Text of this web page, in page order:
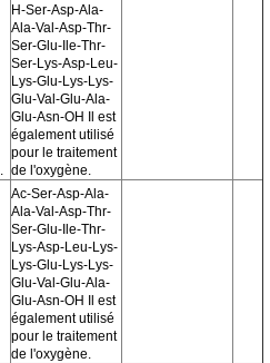
H-Ser-Asp-Ala-
Ala-Val-Asp-Thr-
Ser-Glu-Ile-Thr-
Ser-Lys-Asp-Leu-
Lys-Glu-Lys-Lys-
Glu-Val-Glu-Ala-
Glu-Asn-OH Il est
également utilisé
pour le traitement
de l'oxygène.
Ac-Ser-Asp-Ala-
Ala-Val-Asp-Thr-
Ser-Glu-Ile-Thr-
Lys-Asp-Leu-Lys-
Lys-Glu-Lys-Lys-
Glu-Val-Glu-Ala-
Glu-Asn-OH Il est
également utilisé
pour le traitement
de l'oxygène.